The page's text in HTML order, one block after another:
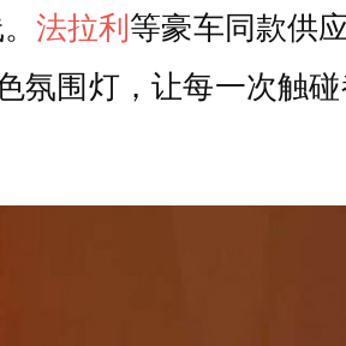
法拉利 等豪车同款供
氛围灯，让每一次触